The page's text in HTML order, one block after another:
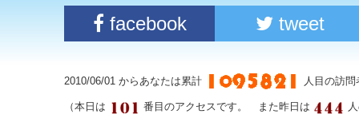
facebook tweet
2010/06/01 からあなたは累計 人目の訪
（本日は 番目のアクセスです。 また昨日は